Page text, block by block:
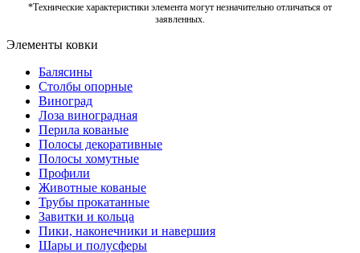
*Технические характеристики элемента могут незначительно отличаться от
заявленных.
Элементы ковки
Балясины
Столбы опорные
Виноград
Лоза виноградная
Перила кованые
Полосы декоративные
Полосы хомутные
Профили
Животные кованые
Трубы прокатанные
Завитки и кольца
Пики, наконечники и навершия
Шары и полусферы